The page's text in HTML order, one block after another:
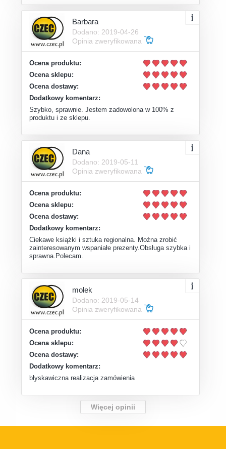
Barbara
Dodano: 2019-04-26
Opinia zweryfikowana
Ocena produktu:
Ocena sklepu:
Ocena dostawy:
Dodatkowy komentarz:
Szybko, sprawnie. Jestem zadowolona w 100% z
produktu i ze sklepu.
Dana
Dodano: 2019-05-11
Opinia zweryfikowana
Ocena produktu:
Ocena sklepu:
Ocena dostawy:
Dodatkowy komentarz:
Ciekawe książki i sztuka regionalna. Można zrobić
zainteresowanym wspaniałe prezenty.Obsługa szybka i
sprawna.Polecam.
molek
Dodano: 2019-05-14
Opinia zweryfikowana
Ocena produktu:
Ocena sklepu:
Ocena dostawy:
Dodatkowy komentarz:
błyskawiczna realizacja zamówienia
Więcej opinii